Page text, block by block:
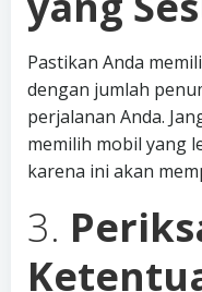
Pastikan Anda
dengan jumlah
perjalanan Anda.
memilih mobil yang
karena ini akan
3.